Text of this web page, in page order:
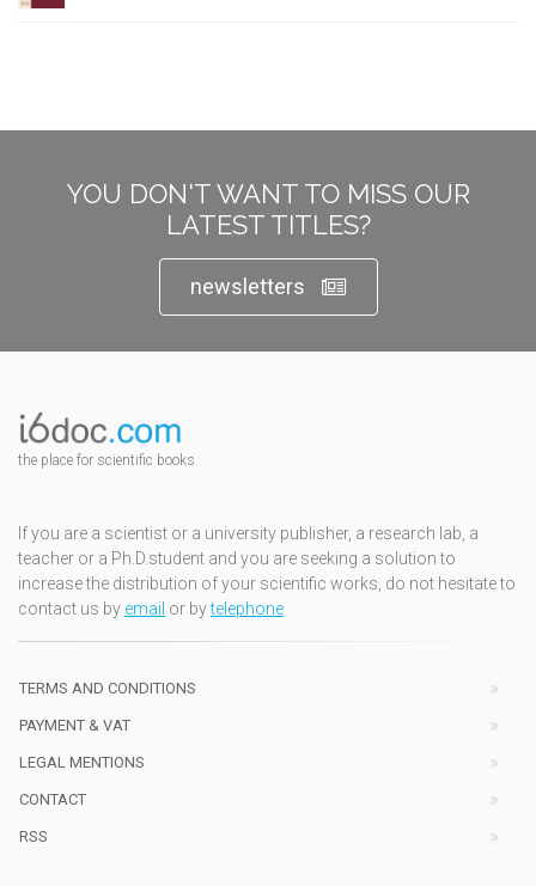
YOU DON'T WANT TO MISS OUR
LATEST TITLES?
newsletters
the place for scientific books
If you are a scientist or a university publisher, a research lab, a
teacher or a Ph.D.student and you are seeking a solution to
increase the distribution of your scientific works, do not hesitate to
contact us by email or bytelephone
TERMS AND CONDITIONS
PAYMENT & VAT
LEGAL MENTIONS
CONTACT
RSS